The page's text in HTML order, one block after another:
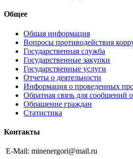
Общее
Общая информация
Вопросы противодействия
Государственная служба
Государственные закупки
Государственные услуги
Отчеты о деятельности
Информация о проведенных
Обратная связь для сообщений
Обращение граждан
Статистика
Контакты
E-Mail: minenergori@mail.ru